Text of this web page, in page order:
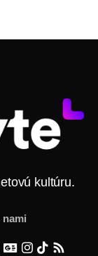
kultúru.
nami